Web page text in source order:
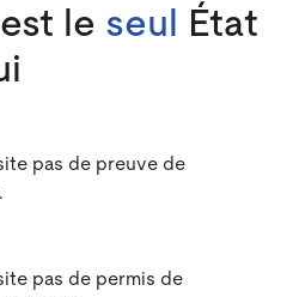
le seul
État
pas de preuve de
pas de permis de